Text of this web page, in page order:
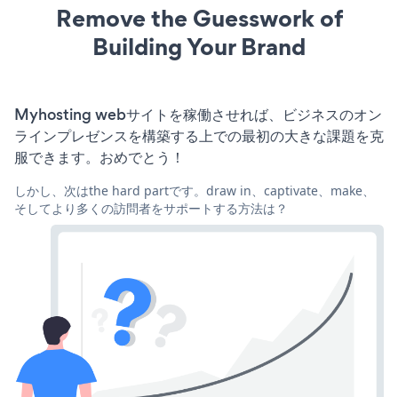
Remove the Guesswork of
Building Your Brand
Myhosting webサイトを稼働させれば、ビジネスのオン
ラインプレゼンスを構築する上での最初の大きな課題を克
服できます。おめでとう！
しかし、次はthe hard partです。draw in、captivate、make、
そしてより多くの訪問者をサポートする方法は？